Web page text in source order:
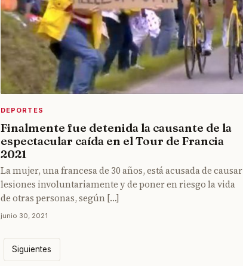
DEPORTES
Finalmente fue detenida la causante de la
espectacular caída en el Tour de Francia
2021
La mujer, una francesa de 30 años, está acusada de causar
lesiones involuntariamente y de poner en riesgo la vida
de otras personas, según […]
junio 30, 2021
Siguientes